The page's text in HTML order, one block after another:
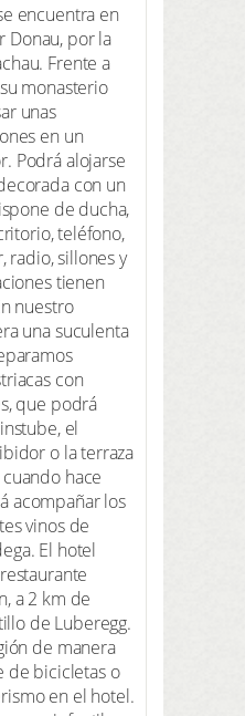
encuentra en
Donau, por la
Frente a
monasterio
unas
en un
Podrá alojarse
con un
de ducha,
teléfono,
radio, sillones y
tienen
nuestro
una suculenta
con
que podrá
el
o la terraza
hace
acompañar los
vinos de
El hotel
a 2 km de
de Luberegg.
de manera
de bicicletas o
en el hotel.